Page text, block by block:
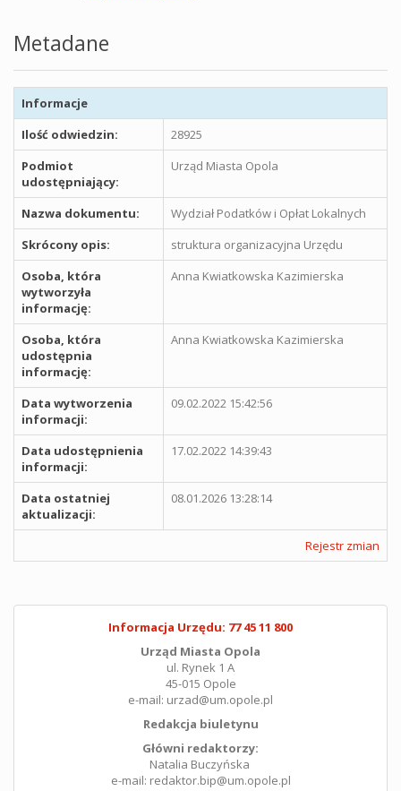
Metadane
Informacje
Ilość odwiedzin:
28925
Podmiot
udostępniający:
Urząd Miasta Opola
Nazwa dokumentu:
Wydział Podatków i Opłat Lokalnych
Skrócony opis:
struktura organizacyjna Urzędu
Osoba, która
wytworzyła
informację:
Anna Kwiatkowska Kazimierska
Osoba, która
udostępnia
informację:
Anna Kwiatkowska Kazimierska
Data wytworzenia
informacji:
09.02.2022 15:42:56
Data udostępnienia
informacji:
17.02.2022 14:39:43
Data ostatniej
aktualizacji:
08.01.2026 13:28:14
Rejestr zmian
Informacja Urzędu: 77 45 11 800
Urząd Miasta Opola
ul. Rynek 1 A
45-015 Opole
e-mail: urzad@um.opole.pl
Redakcja biuletynu
Główni redaktorzy:
Natalia Buczyńska
e-mail: redaktor.bip@um.opole.pl